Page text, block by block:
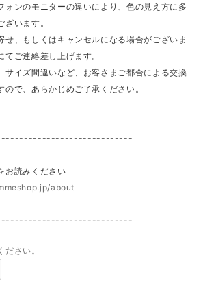
ォンのモニターの違いにより、色の見え方に多
います。
せ、もしくはキャンセルになる場合がございま
ご連絡差し上げます。
サイズ間違いなど、お客さまご都合による交換
で、あらかじめご了承ください。
お読みください
about
さい。